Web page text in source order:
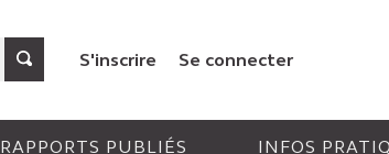
S'inscrire Se connecter
RAPPORTS PUBLIÉS INFOS